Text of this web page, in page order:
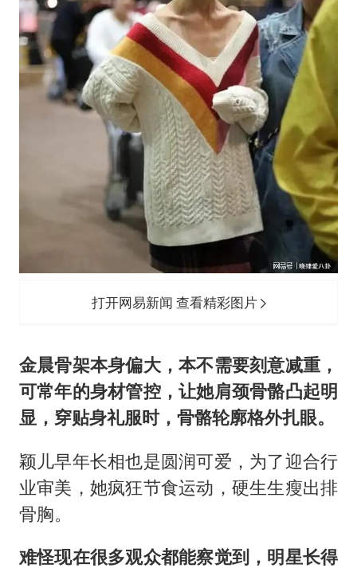
打开网易新闻 查看精彩图片
金晨骨架本身偏大，本不需要刻意减重，
可常年的身材管控，让她肩颈骨骼凸起明
显，穿贴身礼服时，骨骼轮廓格外扎眼。
颖儿早年长相也是圆润可爱，为了迎合行
业审美，她疯狂节食运动，硬生生瘦出排
骨胸。
难怪现在很多观众都能察觉到，明星长得